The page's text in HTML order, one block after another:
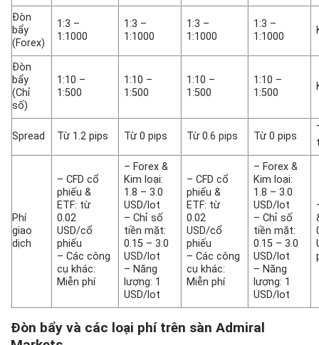
Đòn
bẩy
(Forex)
1:3 –
1:1000
1:3 –
1:1000
1:3 –
1:1000
1:3 –
1:1000
Đòn
bẩy
(Chỉ
số)
1:10 –
1:500
1:10 –
1:500
1:10 –
1:500
1:10 –
1:500
Spread Từ 1.2 pips Từ 0 pips Từ 0.6 pips Từ 0 pips
Phí
giao
dịch
– CFD cổ
phiếu &
ETF: từ
0.02
USD/cổ
phiếu
– Các công
cụ khác:
Miễn phí
– Forex &
Kim loại:
1.8 – 3.0
USD/lot
– Chỉ số
tiền mặt:
0.15 – 3.0
USD/lot
– Năng
lượng: 1
USD/lot
– CFD cổ
phiếu &
ETF: từ
0.02
USD/cổ
phiếu
– Các công
cụ khác:
Miễn phí
– Forex &
Kim loại:
1.8 – 3.0
USD/lot
– Chỉ số
tiền mặt:
0.15 – 3.0
USD/lot
– Năng
lượng: 1
USD/lot
Đòn bẩy và các loại phí trên sàn Admiral